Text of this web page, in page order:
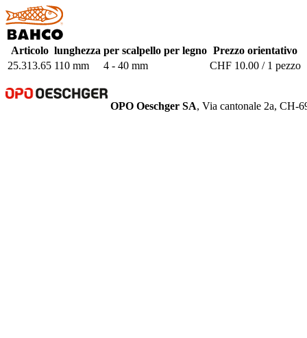
Articolo lunghezza per scalpello per legno Prezzo orientativo
25.313.65 110 mm 4 - 40 mm CHF 10.00 / 1 pezzo
OPO Oeschger SA, Via cantonale 2a, CH-